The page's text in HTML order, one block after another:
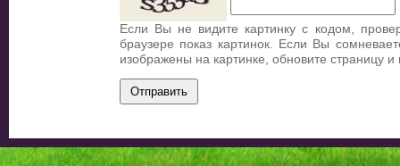
Если Вы не видите картинку с кодом,
браузере показ картинок. Если Вы
изображены на картинке, обновите страницу